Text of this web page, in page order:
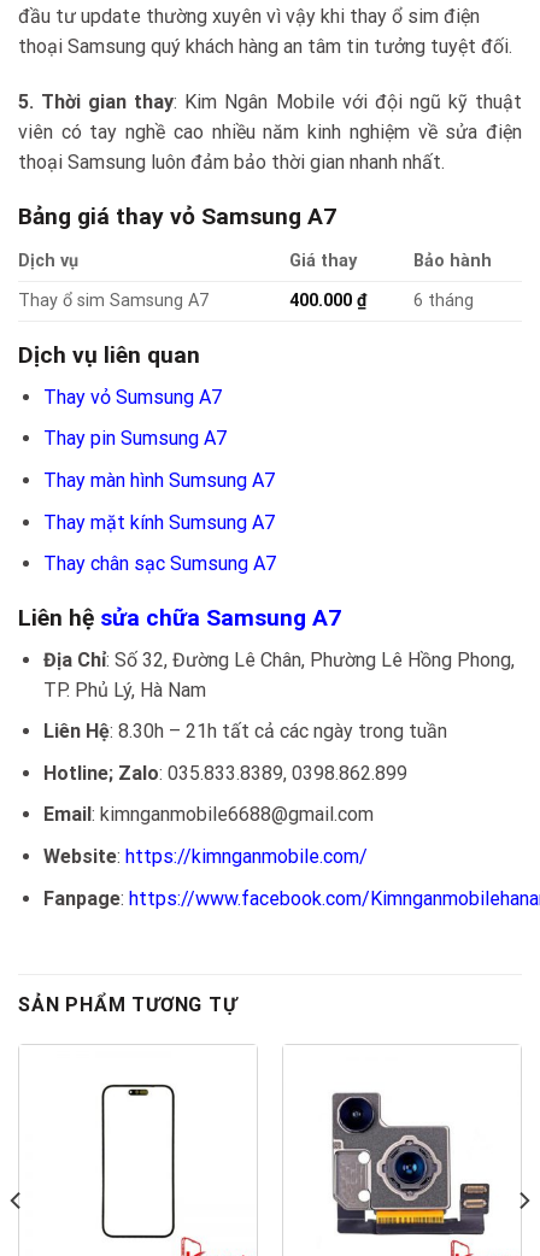
đầu tư update thường xuyên vì vậy khi thay ổ sim điện
thoại Samsung quý khách hàng an tâm tin tưởng tuyệt đối.
5. Thời gian thay: Kim Ngân Mobile với đội ngũ kỹ thuật
viên có tay nghề cao nhiều năm kinh nghiệm về sửa điện
thoại Samsung luôn đảm bảo thời gian nhanh nhất.
Bảng giá thay vỏ Samsung A7
Dịch vụ Giá thay
Bảo hành
Thay ổ sim Samsung A7
400.000₫ 6 tháng
Dịch vụ liên quan
Thay vỏ Sumsung A7
Thay pin Sumsung A7
Thay màn hình Sumsung A7
Thay mặt kính Sumsung A7
Thay chân sạc Sumsung A7
Liên hệ sửa chữa Samsung A7
Địa Chỉ: Số 32, Đường Lê Chân, Phường Lê Hồng Phong,
TP. Phủ Lý, Hà Nam
Liên Hệ: 8.30h – 21h tất cả các ngày trong tuần
Hotline; Zalo: 035.833.8389, 0398.862.899
Email : kimnganmobile6688@gmail.com
Website: https://kimnganmobile.com/
Fanpage: https://www.facebook.com/
SẢN PHẨM TƯƠNG TỰ